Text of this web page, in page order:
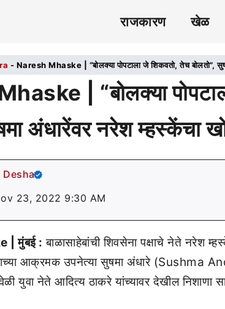
राजकारण खेळ
- Naresh Mhaske | “बोलक्या पोपटाला जे शिकवतो, तेच बोलतो”,
| “बोलक्या
अंधारेंवर नरेश म्हस्केंचा
Desha
23, 2022 9:30 AM
| मुंबई : बाळासाहेबांची शिवसेना पक्षाचे नेते नरेश
आक्रमक उपनेत्या सुषमा अंधारे (Sushma
युवा नेते आदित्य ठाकरे यांच्यावर देखील निशाणा